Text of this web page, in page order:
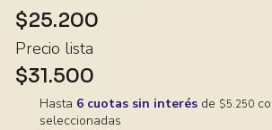
$25.200
Precio lista
$31.500
Hasta 6 cuotas sin interés de $5.250
seleccionadas